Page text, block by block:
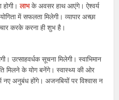
होगी।लाभके अवसर हाथ आएंगे। ऐश्वर्य
में सफलता मिलेगी। व्यापार अच्छा
करके करना ही शुभ है।
उत्साहवर्धक सूचना मिलेगी। स्वाभिमान
मिलने के योग बनेंगे। स्वास्थ्य की ओर
नए अनुबंध होंगे। अजनबियों पर विश्वास न